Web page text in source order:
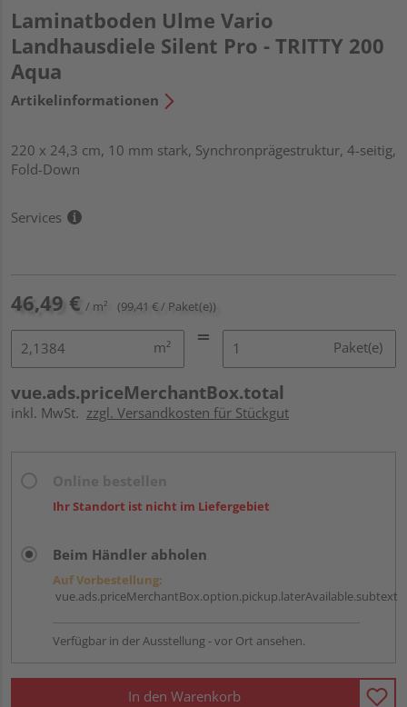
Laminatboden Ulme Vario
Landhausdiele Silent Pro - TRITTY 200
Aqua
Artikelinformationen
220 x 24,3 cm, 10 mm stark, Synchronprägestruktur, 4-seitig,
Fold-Down
Services
46,49 € / m² (99,41 € / Paket(e))
m² Paket(e)
vue.ads.priceMerchantBox.total
inkl. MwSt. zzgl. Versandkosten für Stückgut
Ihr Standort ist nicht im Liefergebiet
Beim Händler abholen
Auf Vorbestellung:
vue.ads.priceMerchantBox.option.pickup.laterAvailable.subtext
Verfügbar in der Ausstellung - vor Ort ansehen.
In den Warenkorb